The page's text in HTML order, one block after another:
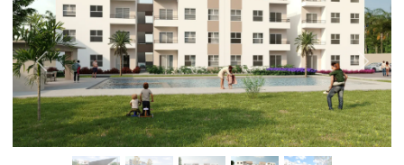
Previous Next